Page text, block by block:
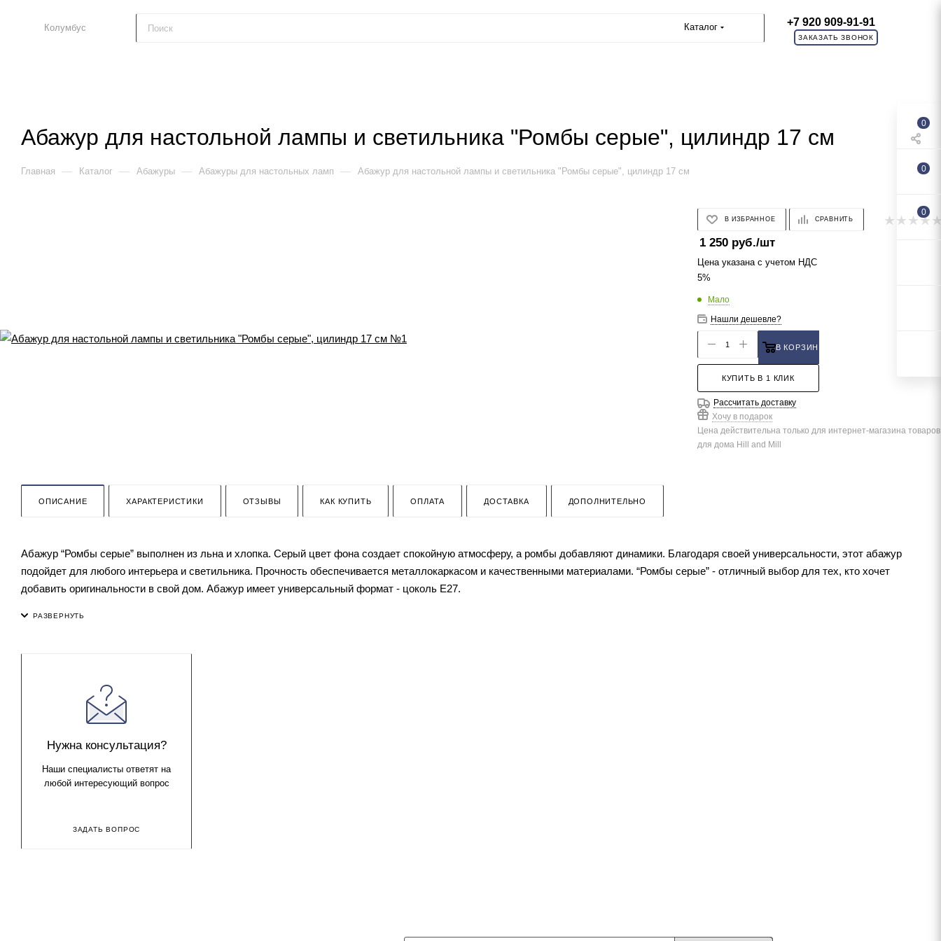
Колумбус Каталог +7 920 909-91-91
ЗАКАЗАТЬ ЗВОНОК
Абажур для настольной лампы и светильника "Ромбы серые", цилиндр 17 см
Главная — Каталог — Абажуры — Абажуры для настольных ламп — Абажур для настольной лампы и светильника "Ромбы серые", цилиндр 17 см
В ИЗБРАННОЕ СРАВНИТЬ
1 250руб./шт
Цена указана с учетом НДС
5%
Мало
Нашли дешевле?
В КОРЗИНУ
КУПИТЬ В 1 КЛИК
Рассчитать доставку
Хочу в подарок
Цена действительна только для интернет-магазина товаров
для дома Hill and Mill
ОПИСАНИЕ ХАРАКТЕРИСТИКИ ОТЗЫВЫ КАК КУПИТЬ ОПЛАТА ДОСТАВКА ДОПОЛНИТЕЛЬНО
Абажур “Ромбы серые” выполнен из льна и хлопка. Серый цвет фона создает спокойную атмосферу, а ромбы добавляют динамики. Благодаря своей универсальности, этот абажур
подойдет для любого интерьера и светильника. Прочность обеспечивается металлокаркасом и качественными материалами. “Ромбы серые” - отличный выбор для тех, кто хочет
добавить оригинальности в свой дом. Абажур имеет универсальный формат - цоколь E27.
Нужна консультация?
Наши специалисты ответят на
любой интересующий вопрос
ЗАДАТЬ ВОПРОС
0
0
0